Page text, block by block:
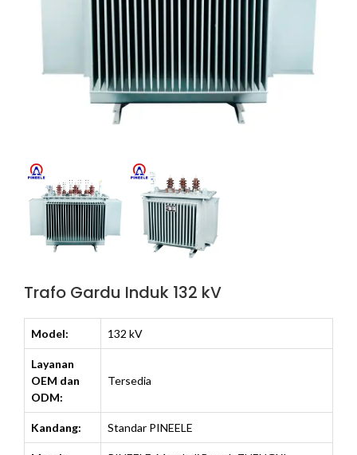
Trafo Gardu Induk 132 kV
Model: 132 kV
Layanan
OEM dan
ODM:
Tersedia
Kandang: Standar PINEELE